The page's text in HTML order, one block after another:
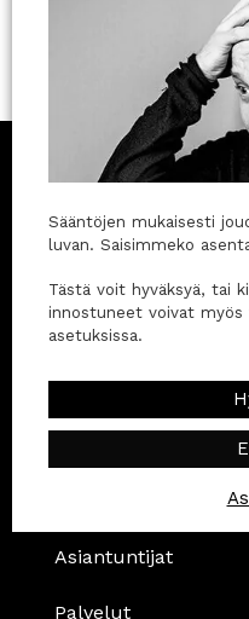
Pidä pieni
Sähköpostikansiosi
Markkinoinnista ja sen
Pikalinkit
Asiantuntijat
Palvelut
Sääntöjen mukaisesti
luvan. Saisimmeko
Tästä voit hyväksyä, tai
innostuneet voivat
asetuksissa.